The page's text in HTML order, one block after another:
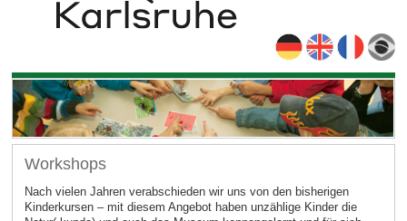
Workshops
Nach vielen Jahren verabschieden wir uns von den bisherigen
Kinderkursen – mit diesem Angebot haben unzählige Kinder die